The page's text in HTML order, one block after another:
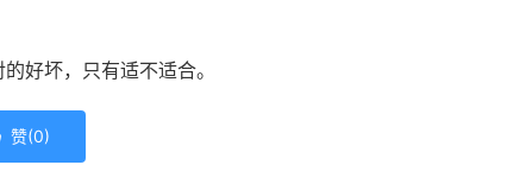
好坏，只有适不适合。
赞(0)